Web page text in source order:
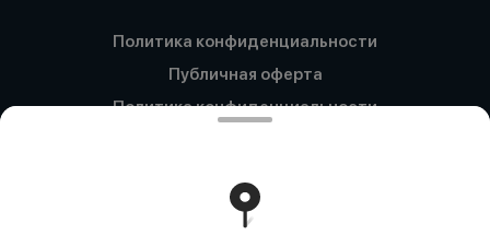
Политика конфиденциальности
Публичная оферта
Политика конфиденциальности
Новокузнецк
Кемерово
Политика конфиденциальности